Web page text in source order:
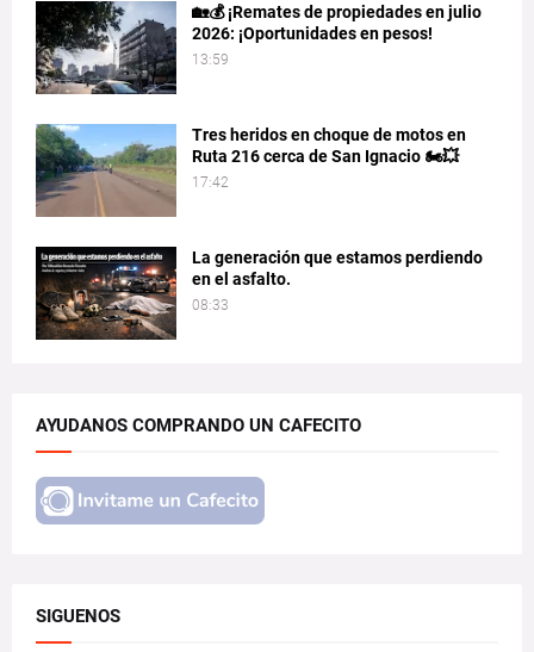
🏡💰 ¡Remates de propiedades en julio
2026: ¡Oportunidades en pesos!
13:59
Tres heridos en choque de motos en
Ruta 216 cerca de San Ignacio 🏍️💥
17:42
La generación que estamos perdiendo
en el asfalto.
08:33
AYUDANOS COMPRANDO UN CAFECITO
SIGUENOS